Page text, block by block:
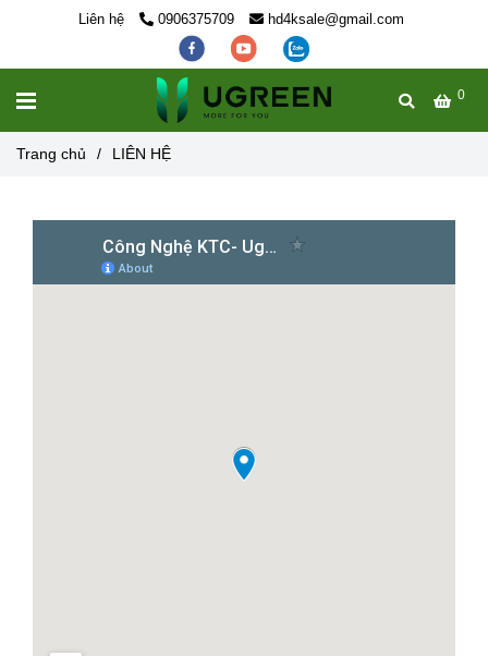
Liên hệ 0906375709 hd4ksale@gmail.com
0
Trang chủ / LIÊN HỆ